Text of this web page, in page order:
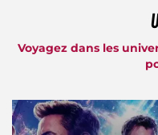
Voyagez dans les